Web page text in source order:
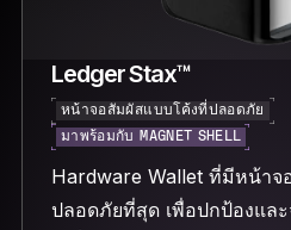
Ledger Stax™
หน้าจอสัมผัสแบบโค้งที่ปลอดภัย
มาพร้อมกับ MAGNET SHELL
Hardware Wallet ที่มีหน้าจ
ปลอดภัยที่สุด เพื่อปกป้องแล